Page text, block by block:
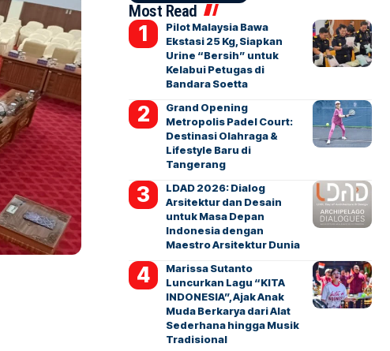
Most Read
Pilot Malaysia Bawa
Ekstasi 25 Kg, Siapkan
Urine “Bersih” untuk
Kelabui Petugas di
Bandara Soetta
Grand Opening
Metropolis Padel Court:
Destinasi Olahraga &
Lifestyle Baru di
Tangerang
LDAD 2026: Dialog
Arsitektur dan Desain
untuk Masa Depan
Indonesia dengan
Maestro Arsitektur Dunia
Marissa Sutanto
Luncurkan Lagu “KITA
INDONESIA”, Ajak Anak
Muda Berkarya dari Alat
Sederhana hingga Musik
Tradisional